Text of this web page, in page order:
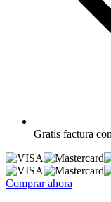
Gratis factura
Comprar ahora